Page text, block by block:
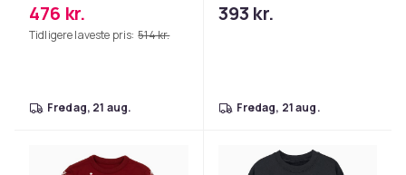
476 kr.
Tidligere laveste pris: 514 kr.
fredag, 21 aug.
393 kr.
fredag, 21 aug.